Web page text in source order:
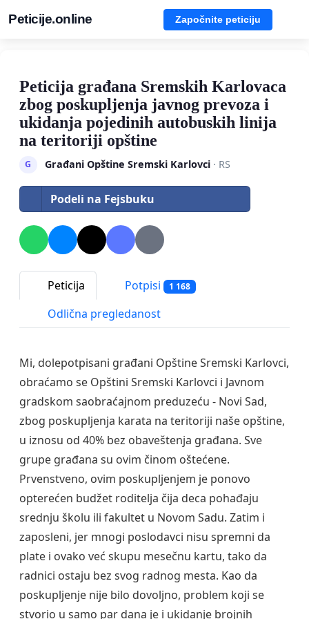
Peticije.online Započnite peticiju
Peticija građana Sremskih Karlovaca
zbog poskupljenja javnog prevoza i
ukidanja pojedinih autobuskih linija
na teritoriji opštine
G Građani Opštine Sremski Karlovci· RS
Podeli na Fejsbuku
Peticija Potpisi 1 168
Odlična pregledanost
Mi, dolepotpisani građani Opštine Sremski Karlovci,
obraćamo se Opštini Sremski Karlovci i Javnom
gradskom saobraćajnom preduzeću - Novi Sad,
zbog poskupljenja karata na teritoriji naše opštine,
u iznosu od 40% bez obaveštenja građana. Sve
grupe građana su ovim činom oštećene.
Prvenstveno, ovim poskupljenjem je ponovo
opterećen budžet roditelja čija deca pohađaju
srednju školu ili fakultet u Novom Sadu. Zatim i
zaposleni, jer mnogi poslodavci nisu spremni da
plate i ovako već skupu mesečnu kartu, tako da
radnici ostaju bez svog radnog mesta. Kao da
poskupljenje nije bilo dovoljno, problem koji se
stvorio u samo par dana je i ukidanje brojnih